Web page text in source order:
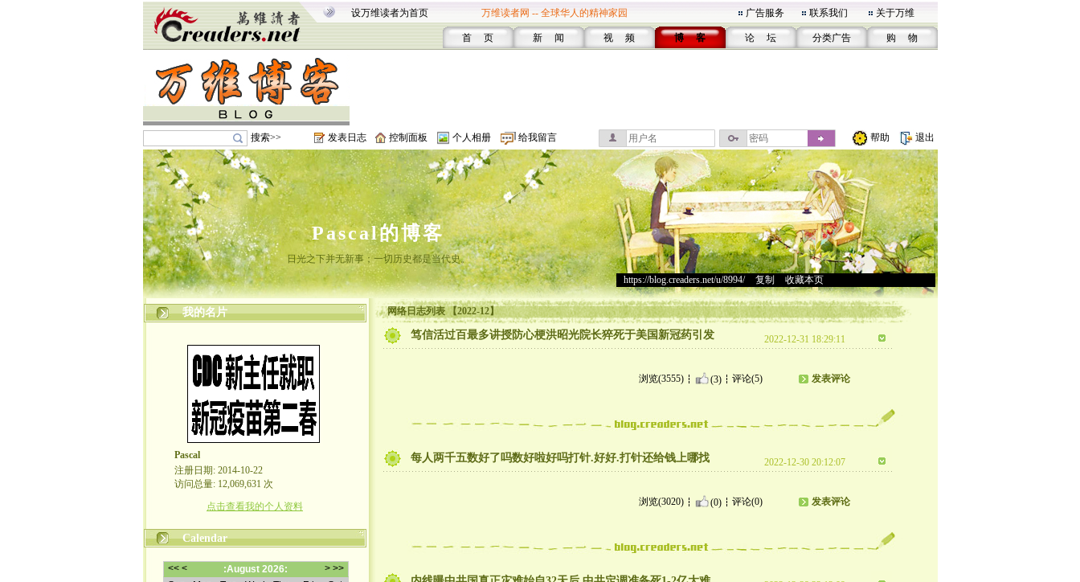
设万维读者为首页 万维读者网 -- 全球华人的精神家园 广告服务 联系我们 关于万维
首 页 新 闻 视 频 博 客 论 坛 分类广告 购 物
搜索>> 发表日志 控制面板 个人相册 给我留言 帮助 退出
Pascal的博客
日光之下并无新事；一切历史都是当代史。
https://blog.creaders.net/u/8994/> 复制 收藏本页
我的名片
Pascal
注册日期: 2014-10-22
访问总量: 12,069,631 次
点击查看我的个人资料
Calendar
网络日志列表 【2022-12】
笃信活过百最多讲授防心梗洪昭光院长猝死于美国新冠药引发 2022-12-31 18:29:11
浏览(3555) (3) 评论(5) 发表评论
每人两千五数好了吗数好啦好吗打针.好好.打针还给钱上哪找 2022-12-30 20:12:07
浏览(3020) (0) 评论(0) 发表评论